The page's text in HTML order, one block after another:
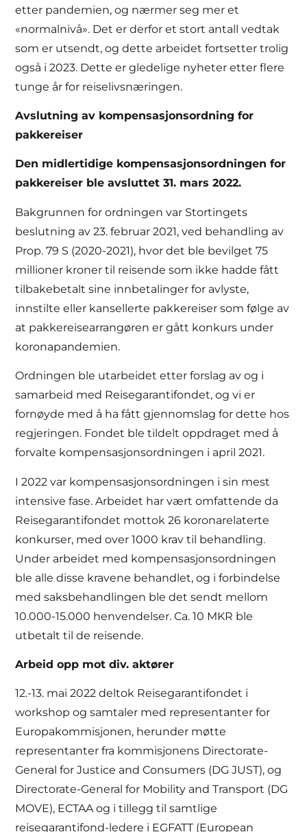
etter pandemien, og nærmer seg mer et
«normalnivå». Det er derfor et stort antall vedtak
som er utsendt, og dette arbeidet fortsetter trolig
også i 2023. Dette er gledelige nyheter etter flere
tunge år for reiselivsnæringen.
Avslutning av kompensasjonsordning for
pakkereiser
Den midlertidige kompensasjonsordningen for
pakkereiser ble avsluttet 31. mars 2022.
Bakgrunnen for ordningen var Stortingets
beslutning av 23. februar 2021, ved behandling av
Prop. 79 S (2020-2021), hvor det ble bevilget 75
millioner kroner til reisende som ikke hadde fått
tilbakebetalt sine innbetalinger for avlyste,
innstilte eller kansellerte pakkereiser som følge av
at pakkereisearrangøren er gått konkurs under
koronapandemien.
Ordningen ble utarbeidet etter forslag av og i
samarbeid med Reisegarantifondet, og vi er
fornøyde med å ha fått gjennomslag for dette hos
regjeringen. Fondet ble tildelt oppdraget med å
forvalte kompensasjonsordningen i april 2021.
I 2022 var kompensasjonsordningen i sin mest
intensive fase. Arbeidet har vært omfattende da
Reisegarantifondet mottok 26 koronarelaterte
konkurser, med over 1000 krav til behandling.
Under arbeidet med kompensasjonsordningen
ble alle disse kravene behandlet, og i forbindelse
med saksbehandlingen ble det sendt mellom
10.000-15.000 henvendelser. Ca. 10 MKR ble
utbetalt til de reisende.
Arbeid opp mot div. aktører
12.-13. mai 2022 deltok Reisegarantifondet i
workshop og samtaler med representanter for
Europakommisjonen, herunder møtte
representanter fra kommisjonens Directorate-
General for Justice and Consumers (DG JUST), og
Directorate-General for Mobility and Transport (DG
MOVE), ECTAA og i tillegg til samtlige
reisegarantifond-ledere i EGFATT (European